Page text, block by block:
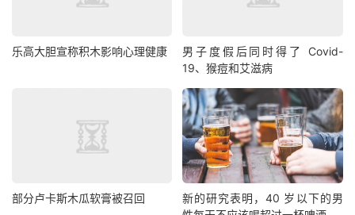
乐高大胆宣称积木影响心理健康
男子度假后同时得了 Covid-
19、猴痘和艾滋病
部分卢卡斯木瓜软膏被召回
新的研究表明，40 岁以下的男